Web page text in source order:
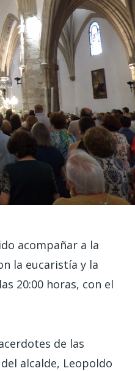
acompañar a la
la eucaristía y la
20:00 horas, con el
de las
alcalde, Leopoldo